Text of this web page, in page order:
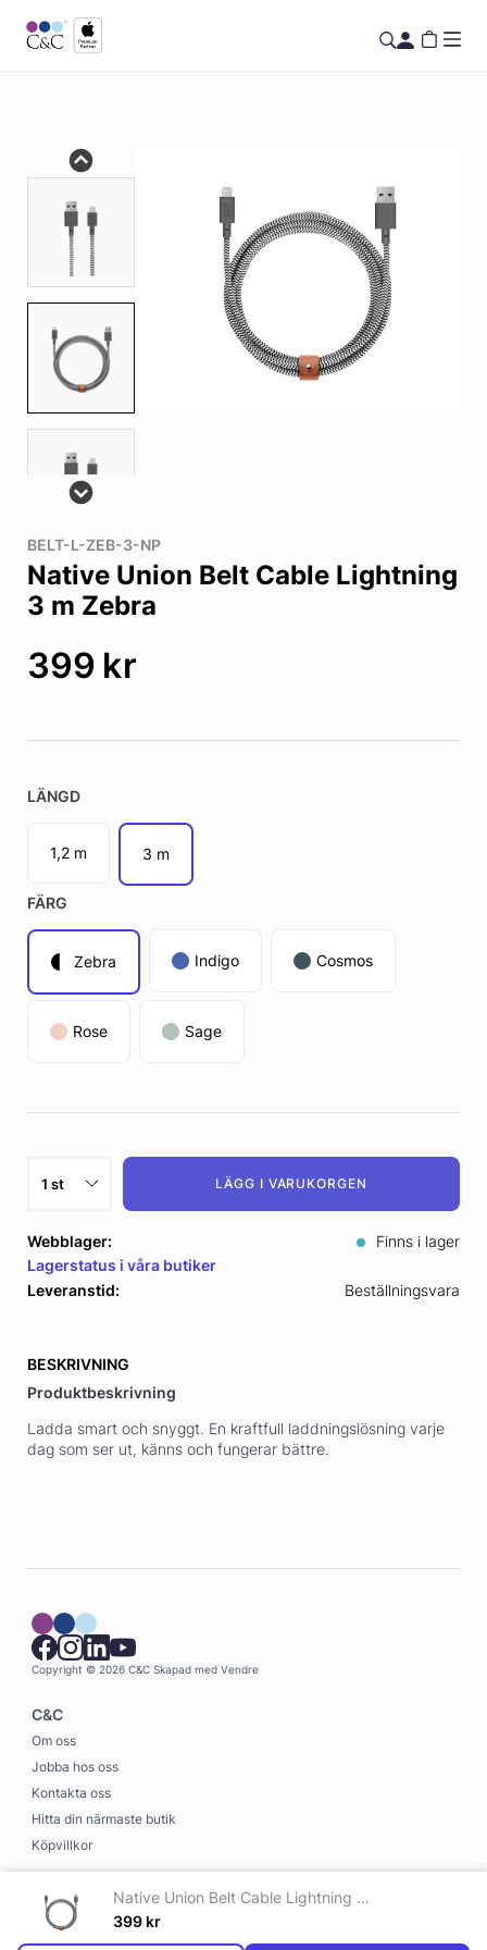
BELT-L-ZEB-3-NP
Native Union Belt Cable Lightning
3 m Zebra
399 kr
LÄNGD
1,2 m 3 m
FÄRG
Zebra Indigo Cosmos
Rose Sage
LÄGG I VARUKORGEN
Native Union Belt Cable Lightning 3 m Zebra
399 kr
Webblager:
Finns i lager
Lagerstatus i våra butiker
Leveranstid:
Beställningsvara
BESKRIVNING
Produktbeskrivning
Ladda smart och snyggt. En kraftfull laddningslösning varje
dag som ser ut, känns och fungerar bättre.
Copyright © 2026 C&C Skapad med Vendre
C&C
Om oss
Jobba hos oss
Kontakta oss
Hitta din närmaste butik
Köpvillkor
Information
Leverans och betalning
Cookies